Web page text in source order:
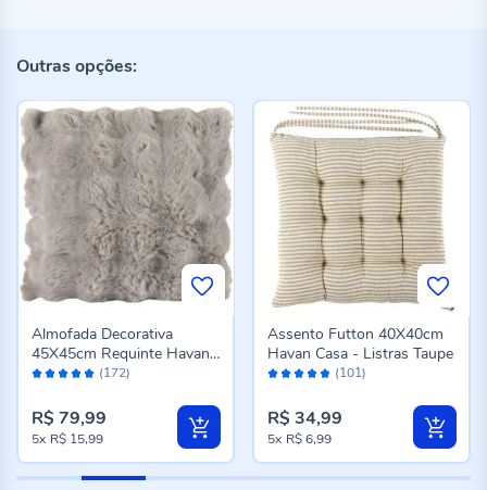
Outras opções:
Avaliação: (172)
Almofada Decorativa
45X45cm Requinte Havan
Casa - Cinza
R$ 79,99
5x R$ 15,99
Avaliação: (101)
Assento Futton 40X40cm
Havan Casa - Listras Taupe
R$ 34,99
5x R$ 6,99